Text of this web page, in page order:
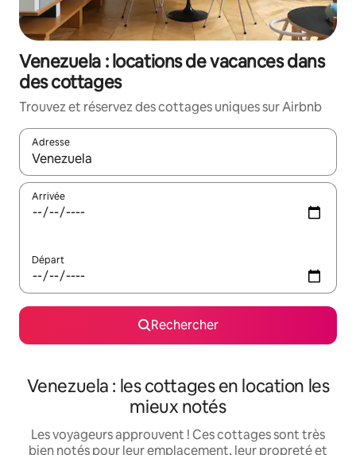
Venezuela : locations de vacances dans
des cottages
Trouvez et réservez des cottages uniques sur Airbnb
Adresse
Lorsque les résultats s'affichent, utilisez les flèches vers le
Arrivée
Départ
Rechercher
Venezuela : les cottages en location les
mieux notés
Les voyageurs approuvent ! Ces cottages sont très
bien notés pour leur emplacement, leur propreté et